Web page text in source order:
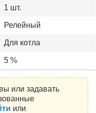
1 шт.
Релейный
Для котла
5 %
или задавать
или